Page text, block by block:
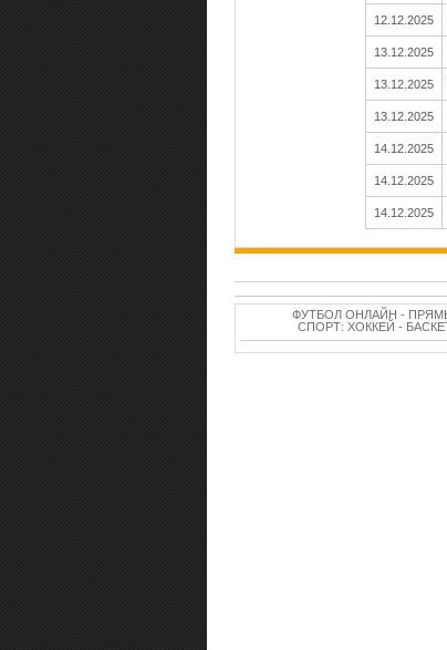
12.12.2025
13.12.2025
13.12.2025
13.12.2025
14.12.2025
14.12.2025
14.12.2025
ФУТБОЛ ОНЛАЙН -
СПОРТ: ХОККЕЙ -